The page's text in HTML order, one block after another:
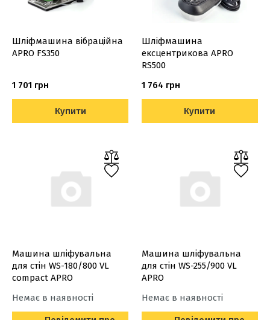
Шліфмашина вібраційна
APRO FS350
1 701 грн
Купити
Шліфмашина
ексцентрикова APRO
RS500
1 764 грн
Купити
Машина шліфувальна
для стін WS-180/800 VL
compact APRO
Немає в наявності
Машина шліфувальна
для стін WS-255/900 VL
APRO
Немає в наявності